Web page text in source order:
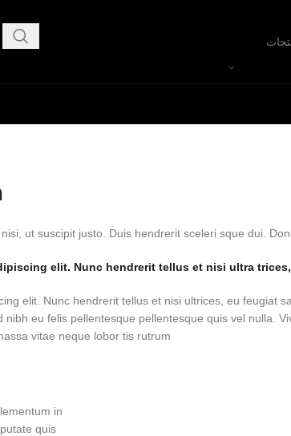
elit. Nunc hendrerit tellus et nisi ultra
elit. Nunc hendrerit tellus et nisi ultrices, eu feugiat
eu felis pellentesque pellentesque quis vel nulla.
vitae neque lobor tis rutrum.
in.
quis.